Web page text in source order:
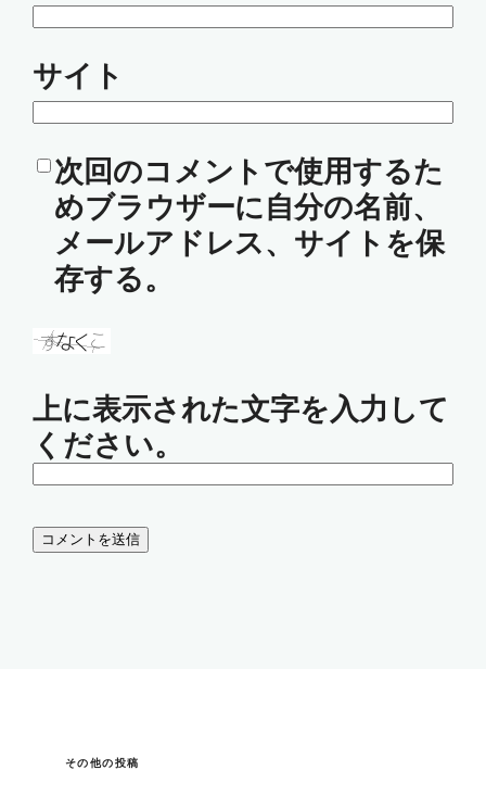
サイト
次回のコメントで使用するた
めブラウザーに自分の名前、
メールアドレス、サイトを保
存する。
上に表示された文字を入力して
ください。
その他の投稿